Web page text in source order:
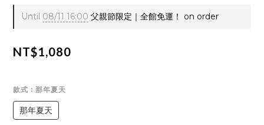
Until 08/11 16:00 父親節限定｜全館免運！ on order
NT$1,080
款式 : 那年夏天
那年夏天